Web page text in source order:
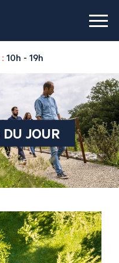
10h - 19h
JOUR